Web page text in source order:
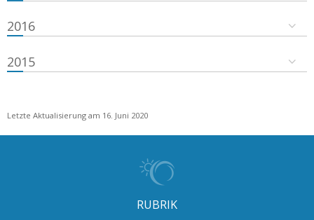
2016
2015
Letzte Aktualisierung am 16. Juni 2020
RUBRIK